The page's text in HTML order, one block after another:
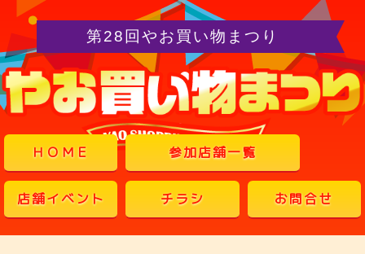
第28回やお買い物まつり
ＨＯＭＥ 参加店舗一覧
店舗イベント チラシ お問合せ